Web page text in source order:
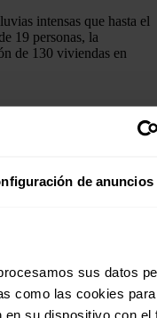
de anuncios
sus datos
como las cookies para
su dispositivo con el
intensas que hasta el
19 personas, la
de 130 viviendas en